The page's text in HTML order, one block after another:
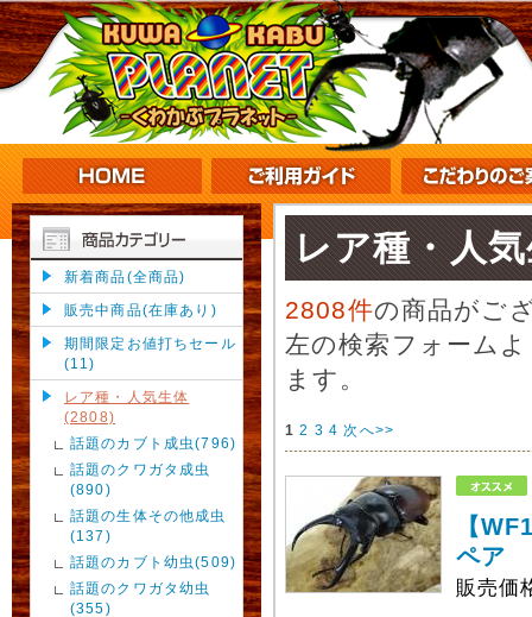
新着商品(全商品)
販売中商品(在庫あり)
期間限定お値打ちセール
(11)
レア種・人気生体
(2808)
話題のカブト成虫(796)
話題のクワガタ成虫
(890)
話題の生体その他成虫
(137)
話題のカブト幼虫(509)
話題のクワガタ幼虫
(355)
レア種・人
2808件の商品がご
左の検索フォーム
ます。
1 2 3 4 次へ>>
【
ペア
販売価